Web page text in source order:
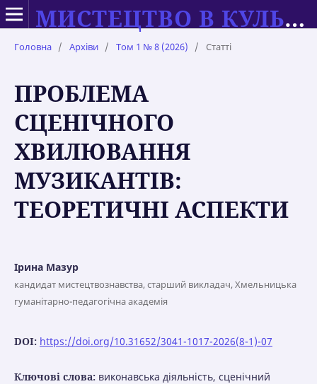
МИСТЕЦТВО В КУЛЬТУРІ СУЧАСНОСТІ: ТЕОРІЯ ТА ПРАКТИКА НАВЧАННЯ
Головна / Архіви / Том 1 № 8 (2026) / Статті
ПРОБЛЕМА
СЦЕНІЧНОГО
ХВИЛЮВАННЯ
МУЗИКАНТІВ:
ТЕОРЕТИЧНІ АСПЕКТИ
Ірина Мазур
кандидат мистецтвознавства, старший викладач, Хмельницька
гуманітарно-педагогічна академія
DOI: https://doi.org/10.31652/3041-1017-2026(8-1)-07
Ключові слова: виконавська діяльність, сценічний